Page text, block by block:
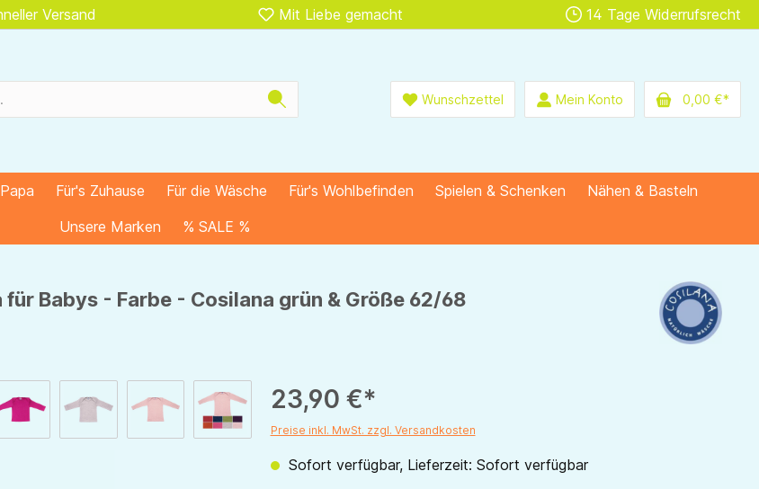
Versand Mit Liebe gemacht 14 Tage Widerrufsrecht
Wunschzettel Mein Konto 0,00 €*
Für's Zuhause Für die Wäsche Für's Wohlbefinden Spielen & Schenken
Nähen & Basteln
Unsere Marken
% SALE %
Babys - Farbe - Cosilana grün & Größe 62/68
23,90 €*
Preise inkl. MwSt. zzgl. Versandkosten
Sofort verfügbar, Lieferzeit: Sofort verfügbar